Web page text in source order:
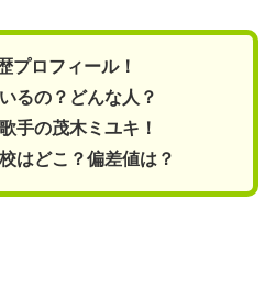
プロフィール！
るの？どんな人？
手の茂木ミユキ！
はどこ？偏差値は？